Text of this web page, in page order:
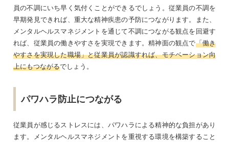
員の不調にいち早く気付くことができるでしょう。従業員の不調を
早期発見できれば、重大な精神疾患の予防につながります。また、
メンタルヘルスマネジメントを通じて不調につながる観点を回避す
れば、従業員の働きやすさを実現できます。精神面の観点で「働き
やすさを実現した職場」と従業員が認識すれば、モチベーション向
上にもつながるでしょう。
パワハラ防止につながる
従業員が感じるストレスには、パワハラによる精神的な負担があり
ます。メンタルヘルスマネジメントを重視する環境を構築すること